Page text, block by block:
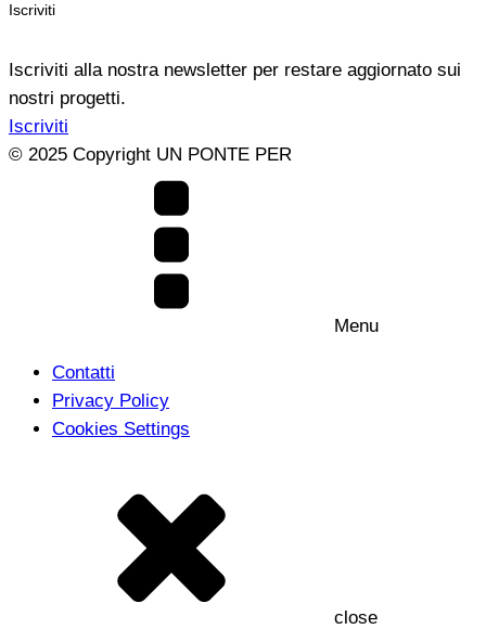
Iscriviti
Iscriviti alla nostra newsletter per restare aggiornato sui
nostri progetti.
Iscriviti
© 2025 Copyright UN PONTE PER
Menu
Contatti
Privacy Policy
Cookies Settings
close